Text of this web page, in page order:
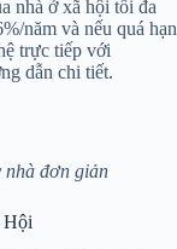
nhà ở xã hội tối đa
năm và nếu quá hạn
trực tiếp với
dẫn chi tiết.
nhà đơn giản
Hội